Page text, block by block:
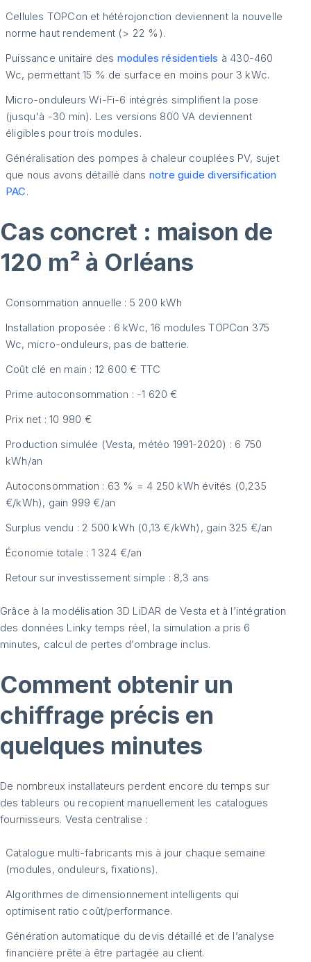
Cellules TOPCon et hétérojonction deviennent la nouvelle
norme haut rendement (> 22 %).
Puissance unitaire des modules résidentiels à 430-460
Wc, permettant 15 % de surface en moins pour 3 kWc.
Micro-onduleurs Wi-Fi-6 intégrés simplifient la pose
(jusqu'à -30 min). Les versions 800 VA deviennent
éligibles pour trois modules.
Généralisation des pompes à chaleur couplées PV, sujet
que nous avons détaillé dans notre guide diversification
PAC.
Cas concret : maison de
120 m² à Orléans
Consommation annuelle : 5 200 kWh
Installation proposée : 6 kWc, 16 modules TOPCon 375
Wc, micro-onduleurs, pas de batterie.
Coût clé en main : 12 600 € TTC
Prime autoconsommation : -1 620 €
Prix net : 10 980 €
Production simulée (Vesta, météo 1991-2020) : 6 750
kWh/an
Autoconsommation : 63 % = 4 250 kWh évités (0,235
€/kWh), gain 999 €/an
Surplus vendu : 2 500 kWh (0,13 €/kWh), gain 325 €/an
Économie totale : 1 324 €/an
Retour sur investissement simple : 8,3 ans
Grâce à la modélisation 3D LiDAR de Vesta et à l’intégration
des données Linky temps réel, la simulation a pris 6
minutes, calcul de pertes d’ombrage inclus.
Comment obtenir un
chiffrage précis en
quelques minutes
De nombreux installateurs perdent encore du temps sur
des tableurs ou recopient manuellement les catalogues
fournisseurs. Vesta centralise :
Catalogue multi-fabricants mis à jour chaque semaine
(modules, onduleurs, fixations).
Algorithmes de dimensionnement intelligents qui
optimisent ratio coût/performance.
Génération automatique du devis détaillé et de l’analyse
financière prête à être partagée au client.